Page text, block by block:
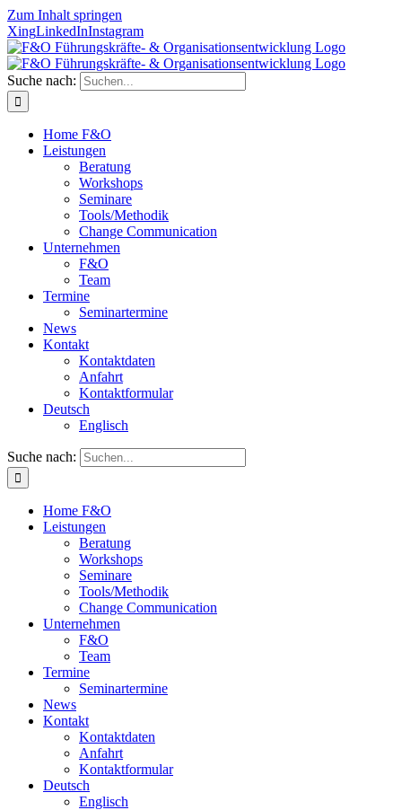
Zum Inhalt springen
XingLinkedInInstagram
Suche nach:
Home F&O
Leistungen
Beratung
Workshops
Seminare
Tools/Methodik
Change Communication
Unternehmen
F&O
Team
Termine
Seminartermine
News
Kontakt
Kontaktdaten
Anfahrt
Kontaktformular
Deutsch
Englisch
Suche nach:
Home F&O
Leistungen
Beratung
Workshops
Seminare
Tools/Methodik
Change Communication
Unternehmen
F&O
Team
Termine
Seminartermine
News
Kontakt
Kontaktdaten
Anfahrt
Kontaktformular
Deutsch
Englisch